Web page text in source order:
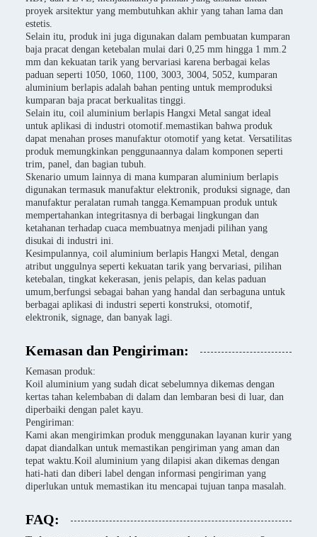
proyek arsitektur yang membutuhkan akhir yang tahan lama dan
estetis.
Selain itu, produk ini juga digunakan dalam pembuatan kumparan
baja pracat dengan ketebalan mulai dari 0,25 mm hingga 1 mm.2
mm dan kekuatan tarik yang bervariasi karena berbagai kelas
paduan seperti 1050, 1060, 1100, 3003, 3004, 5052, kumparan
aluminium berlapis adalah bahan penting untuk memproduksi
kumparan baja pracat berkualitas tinggi.
Selain itu, coil aluminium berlapis Hangxi Metal sangat ideal
untuk aplikasi di industri otomotif.memastikan bahwa produk
dapat menahan proses manufaktur otomotif yang ketat. Versatilitas
produk memungkinkan penggunaannya dalam komponen seperti
trim, panel, dan bagian tubuh.
Skenario umum lainnya di mana kumparan aluminium berlapis
digunakan termasuk manufaktur elektronik, produksi signage, dan
manufaktur peralatan rumah tangga.Kemampuan produk untuk
mempertahankan integritasnya di berbagai lingkungan dan
ketahanan terhadap cuaca membuatnya menjadi pilihan yang
disukai di industri ini.
Kesimpulannya, coil aluminium berlapis Hangxi Metal, dengan
atribut unggulnya seperti kekuatan tarik yang bervariasi, pilihan
ketebalan, tingkat kekerasan, jenis pelapis, dan kelas paduan
umum,berfungsi sebagai bahan yang handal dan serbaguna untuk
berbagai aplikasi di industri seperti konstruksi, otomotif,
elektronik, signage, dan banyak lagi.
Kemasan dan Pengiriman:
Kemasan produk:
Koil aluminium yang sudah dicat sebelumnya dikemas dengan
kertas tahan kelembaban di dalam dan lembaran besi di luar, dan
diperbaiki dengan palet kayu.
Pengiriman:
Kami akan mengirimkan produk menggunakan layanan kurir yang
dapat diandalkan untuk memastikan pengiriman yang aman dan
tepat waktu.Koil aluminium yang dilapisi akan dikemas dengan
hati-hati dan diberi label dengan informasi pengiriman yang
diperlukan untuk memastikan itu mencapai tujuan tanpa masalah.
FAQ: